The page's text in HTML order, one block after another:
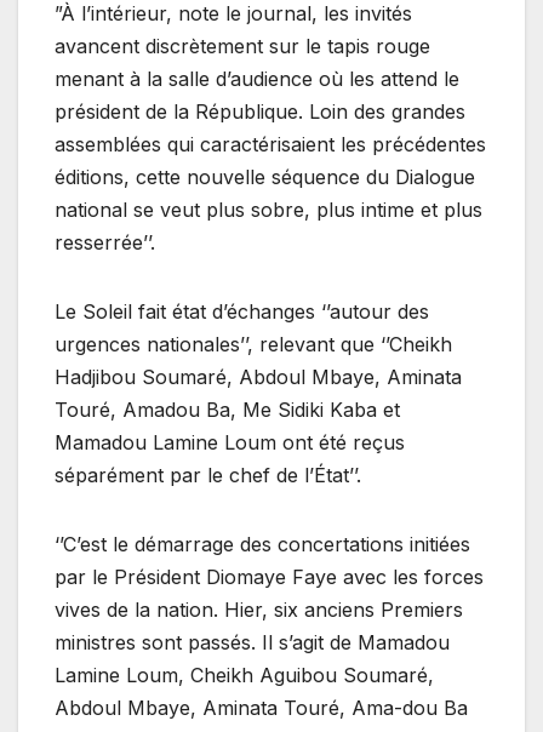
”À l’intérieur, note le journal, les invités
avancent discrètement sur le tapis rouge
menant à la salle d’audience où les attend le
président de la République. Loin des grandes
assemblées qui caractérisaient les précédentes
éditions, cette nouvelle séquence du Dialogue
national se veut plus sobre, plus intime et plus
resserrée’’.
Le Soleil fait état d’échanges ‘’autour des
urgences nationales’’, relevant que ‘’Cheikh
Hadjibou Soumaré, Abdoul Mbaye, Aminata
Touré, Amadou Ba, Me Sidiki Kaba et
Mamadou Lamine Loum ont été reçus
séparément par le chef de l’État’’.
‘’C’est le démarrage des concertations initiées
par le Président Diomaye Faye avec les forces
vives de la nation. Hier, six anciens Premiers
ministres sont passés. Il s’agit de Mamadou
Lamine Loum, Cheikh Aguibou Soumaré,
Abdoul Mbaye, Aminata Touré, Ama-dou Ba